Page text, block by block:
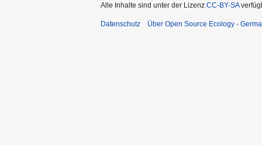
Alle Inhalte sind unter der Lizenz CC-BY-SA
Datenschutz Über Open Source Ecology -